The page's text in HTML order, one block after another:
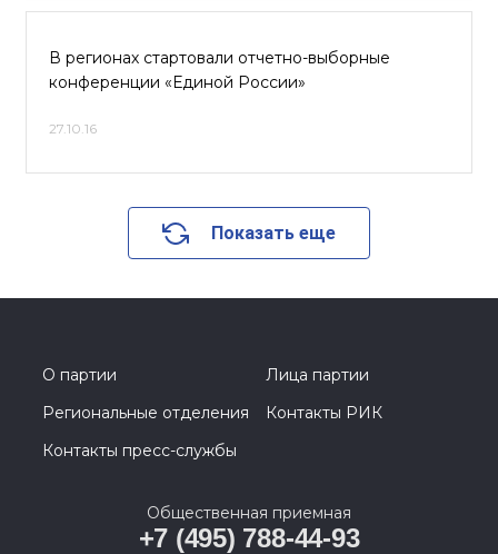
В регионах стартовали отчетно-выборные
конференции «Единой России»
27.10.16
Показать еще
О партии
Лица партии
Региональные отделения
Контакты РИК
Контакты пресс-службы
Общественная приемная
+7 (495) 788-44-93